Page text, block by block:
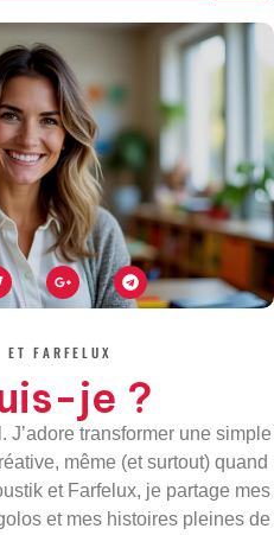
G
o
o
g
-
u
-
g
T
e
l
e
ET FARFELUX
je ?
J’adore transformer une simple
même (et surtout) quand
et Farfelux, je partage mes
et mes histoires pleines de